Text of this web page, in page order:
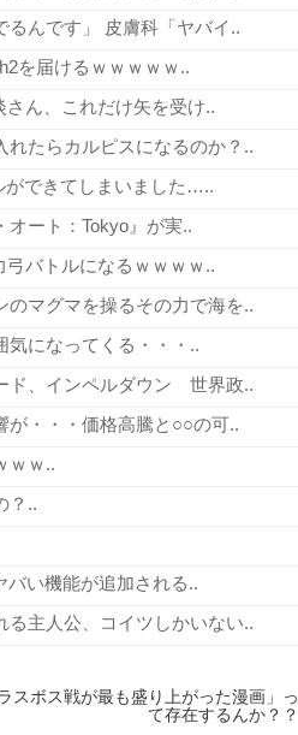
んです」 皮膚科「ヤバイ..
を届けるｗｗｗｗｗ..
さん、これだけ矢を受け..
れたらカルピスになるのか？..
ができてしまいました…..
ート：Tokyo』が実..
弓バトルになるｗｗｗｗ..
のマグマを操るその力で海を..
気になってくる・・・..
ド、インペルダウン 世界政..
が・・・価格高騰と○○の可..
ｗｗ..
？..
バい機能が追加される..
主人公、コイツしかいない..
ラスボス戦が最も盛り上がった漫画」っ
て存在するんか？？